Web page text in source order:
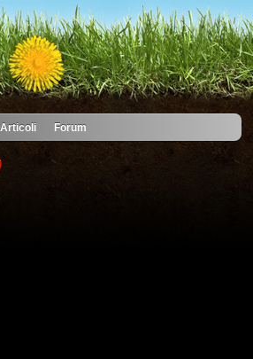
Articoli Forum